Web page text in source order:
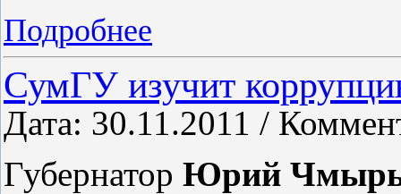
Подробнее
СумГУ изучит
Дата: 30.11.2011 /
Губернатор Юрий